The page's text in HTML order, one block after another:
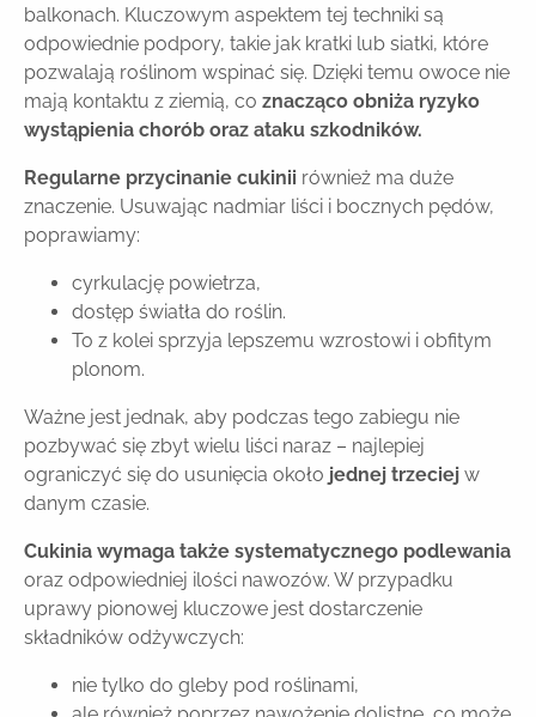
balkonach. Kluczowym aspektem tej techniki są
odpowiednie podpory, takie jak kratki lub siatki, które
pozwalają roślinom wspinać się. Dzięki temu owoce nie
mają kontaktu z ziemią, co znacząco obniża ryzyko
wystąpienia chorób oraz ataku szkodników.
Regularne przycinanie cukinii również ma duże
znaczenie. Usuwając nadmiar liści i bocznych pędów,
poprawiamy:
cyrkulację powietrza,
dostęp światła do roślin.
To z kolei sprzyja lepszemu wzrostowi i obfitym
plonom.
Ważne jest jednak, aby podczas tego zabiegu nie
pozbywać się zbyt wielu liści naraz – najlepiej
ograniczyć się do usunięcia około jednej trzeciej w
danym czasie.
Cukinia wymaga także systematycznego podlewania
oraz odpowiedniej ilości nawozów. W przypadku
uprawy pionowej kluczowe jest dostarczenie
składników odżywczych:
nie tylko do gleby pod roślinami,